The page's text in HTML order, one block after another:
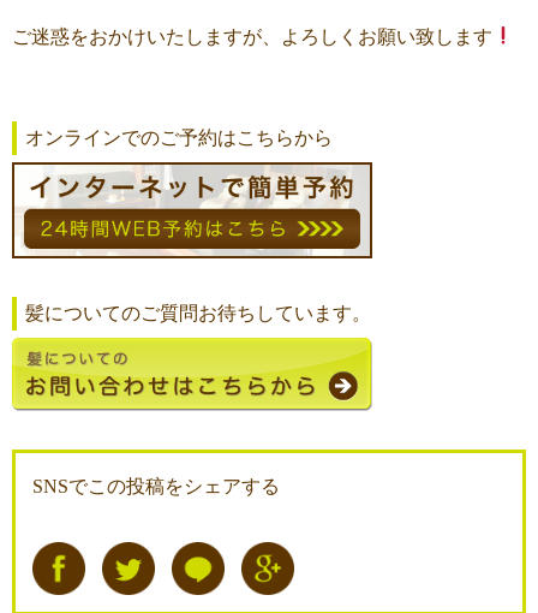
ご迷惑をおかけいたしますが、よろしくお願い致します
オンラインでのご予約はこちらから
髪についてのご質問お待ちしています。
SNSでこの投稿をシェアする